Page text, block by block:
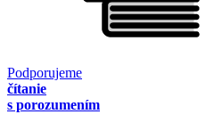
Podporujeme
čítanie
s porozumením